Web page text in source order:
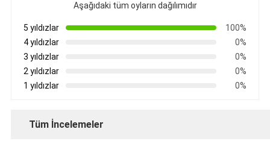
Aşağıdaki tüm oyların dağılımıdır
5 yıldızlar
100%
4 yıldızlar
0%
3 yıldızlar
0%
2 yıldızlar
0%
1 yıldızlar
0%
Tüm İncelemeler